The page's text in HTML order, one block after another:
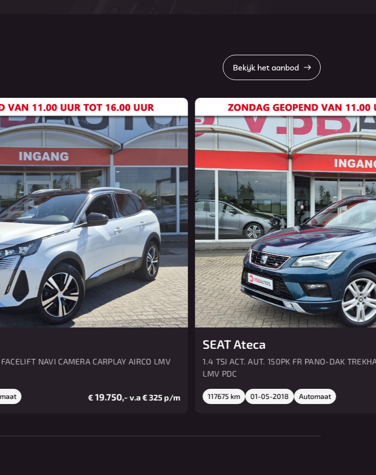
Bekijk het aanbod
NAVI CAMERA CARPLAY AIRCO LMV
€19.750,-v.a € 325 p/m
SEAT Ateca
1.4 TSI ACT. AUT. 150PK FR PANO-DAK
LMV PDC
117675 km 01-05-2018 Automaat